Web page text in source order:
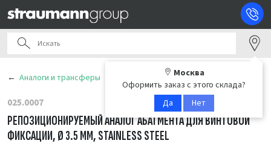
Москва
Оформить заказ с этого склада?
Да
Нет
Аналоги и трансферы
025.0007
РЕПОЗИЦИОНИРУЕМЫЙ АНАЛОГ АБАТМЕНТА ДЛЯ ВИНТОВОЙ
ФИКСАЦИИ, Ø 3.5 ММ, STAINLESS STEEL